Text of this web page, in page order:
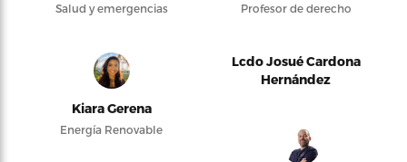
Salud y emergencias Profesor de derecho
Kiara Gerena
Energía Renovable
Lcdo Josué Cardona
Hernández